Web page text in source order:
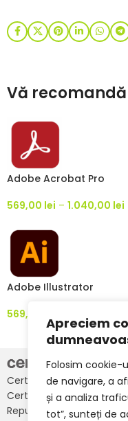
Apreciem
Folosim cookie-
de navigare, a
și a analiza
tot”, sunteți de
Vă
Adobe Acrobat Pro
569,00 lei – 1.040,00 lei
Adobe Illustrator
569,00
Certipro Education este
Certiport autorizat în
Republica Moldova